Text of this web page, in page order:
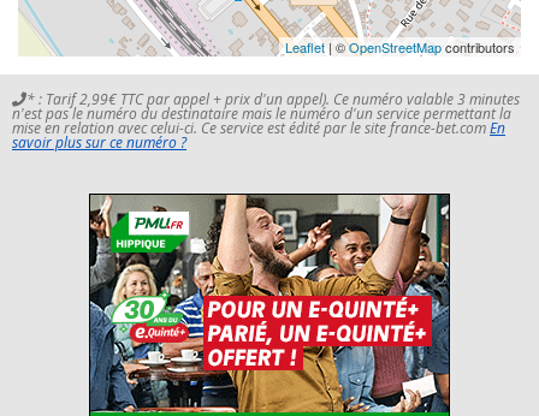
Leaflet| ©OpenStreetMapcontributors
* : Tarif 2,99€ TTC par appel + prix d'un appel). Ce numéro valable 3 minutes
n'est pas le numéro du destinataire mais le numéro d'un service permettant la
mise en relation avec celui-ci. Ce service est édité par le site france-bet.comEn
savoir plus sur ce numéro ?